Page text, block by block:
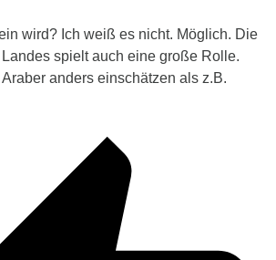
wird? Ich weiß es nicht. Möglich. Die
spielt auch eine große Rolle.
anders einschätzen als z.B.